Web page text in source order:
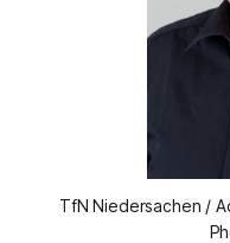
TfN Niedersachen /